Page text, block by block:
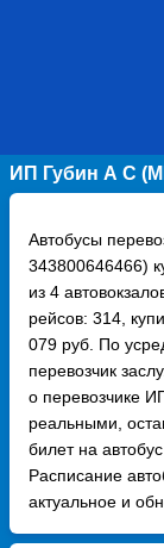
ИП Губин А С
Автобусы
343800646466)
из 4
рейсов: 314,
079 руб. По
перевозчик
о перевозчике
реальными,
билет на
Расписание
актуальное и